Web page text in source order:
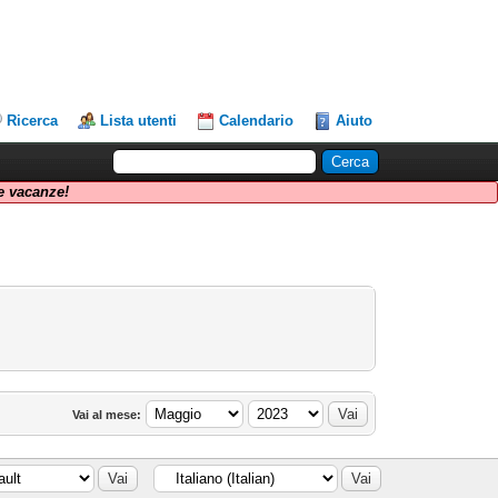
Ricerca Lista utenti Calendario Aiuto
vacanze!
Vai al mese: